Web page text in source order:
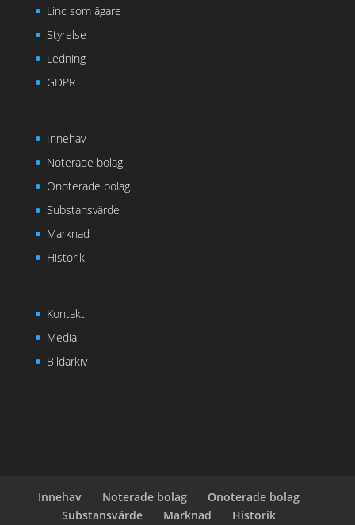
Linc som ägare
Styrelse
Ledning
GDPR
Innehav
Noterade bolag
Onoterade bolag
Substansvärde
Marknad
Historik
Kontakt
Media
Bildarkiv
Innehav Noterade bolag
Onoterade bolag
Substansvärde
Marknad Historik